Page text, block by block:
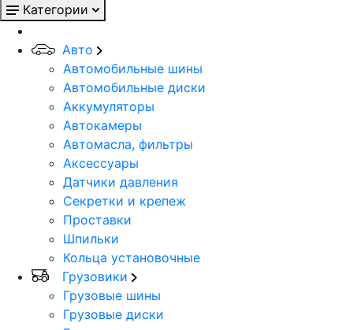
Категории
Авто
Автомобильные шины
Автомобильные диски
Аккумуляторы
Автокамеры
Автомасла, фильтры
Аксессуары
Датчики давления
Секретки и крепеж
Проставки
Шпильки
Кольца установочные
Грузовики
Грузовые шины
Грузовые диски